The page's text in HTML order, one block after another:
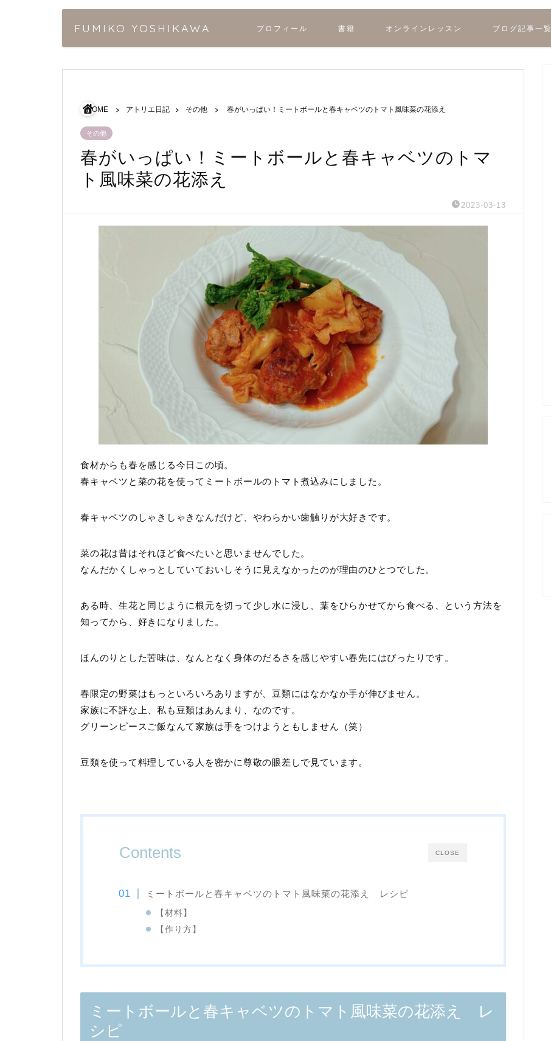
FUMIKO YOSHIKAWA プロフィール 書籍 オンラインレッスン ブログ記事一覧
HOME アトリエ日記 その他 春がいっぱい！ミートボールと春キャベツのトマト風味菜の花添え
その他
春がいっぱい！ミートボールと春キャベツのトマ
ト風味菜の花添え
2023-03-13
食材からも春を感じる今日この頃。
春キャベツと菜の花を使ってミートボールのトマト煮込みにしました。
春キャベツのしゃきしゃきなんだけど、やわらかい歯触りが大好きです。
菜の花は昔はそれほど食べたいと思いませんでした。
なんだかくしゃっとしていておいしそうに見えなかったのが理由のひとつでした。
ある時、生花と同じように根元を切って少し水に浸し、葉をひらかせてから食べる、という方法を
知ってから、好きになりました。
ほんのりとした苦味は、なんとなく身体のだるさを感じやすい春先にはぴったりです。
春限定の野菜はもっといろいろありますが、豆類にはなかなか手が伸びません。
家族に不評な上、私も豆類はあんまり、なのです。
グリーンピースご飯なんて家族は手をつけようともしません（笑）
豆類を使って料理している人を密かに尊敬の眼差しで見ています。
CLOSE
Contents
ミートボールと春キャベツのトマト風味菜の花添え レシピ
【材料】
【作り方】
ミートボールと春キャベツのトマト風味菜の花添え レ
シピ